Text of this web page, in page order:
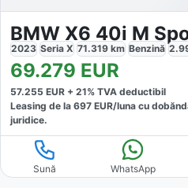
BMW X6 40i M
2023 Seria X 71.319 km Benzină
69.279 EUR
57.255 EUR + 21% TVA deductibil
Leasing de la 697 EUR/luna cu
juridice.
Sună WhatsApp